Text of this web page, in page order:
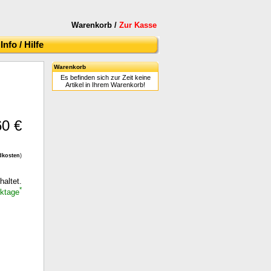
Warenkorb / Zur Kasse
Info / Hilfe
€
)
*
Warenkorb
Es befinden sich zur Zeit keine
Artikel in Ihrem Warenkorb!